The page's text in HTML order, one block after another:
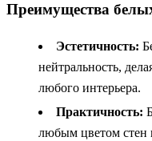
Преимущества
Эстетичность:
нейтральность,
любого интерьера.
Практичность:
любым цветом стен